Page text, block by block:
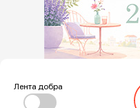
Лента добра